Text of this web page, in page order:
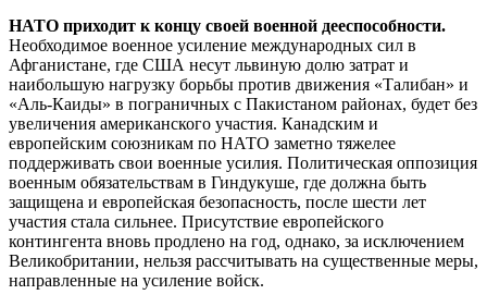
НАТО приходит к концу своей военной дееспособности.
Необходимое военное усиление международных сил в
Афганистане, где США несут львиную долю затрат и
наибольшую нагрузку борьбы против движения «Талибан» и
«Аль-Каиды» в пограничных с Пакистаном районах, будет без
увеличения американского участия. Канадским и
европейским союзникам по НАТО заметно тяжелее
поддерживать свои военные усилия. Политическая оппозиция
военным обязательствам в Гиндукуше, где должна быть
защищена и европейская безопасность, после шести лет
участия стала сильнее. Присутствие европейского
контингента вновь продлено на год, однако, за исключением
Великобритании, нельзя рассчитывать на существенные меры,
направленные на усиление войск.